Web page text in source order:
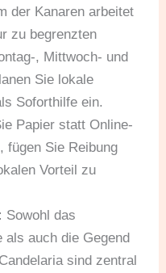
der Kanaren arbeitet
zu begrenzten
, Mittwoch- und
Sie lokale
Soforthilfe ein.
Papier statt Online-
fügen Sie Reibung
Vorteil zu
Sowohl das
als auch die Gegend
sind zentral